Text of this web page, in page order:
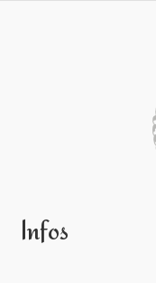
Infos